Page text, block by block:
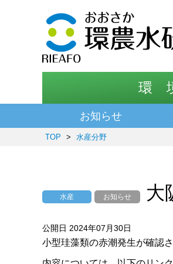
環
お知らせ
TOP > 水産分野
水産 お知らせ 大
公開日 2024年07月30日
小型珪藻類の赤潮発生が確認